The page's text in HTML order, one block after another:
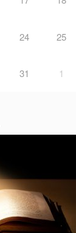
24 25
31 1